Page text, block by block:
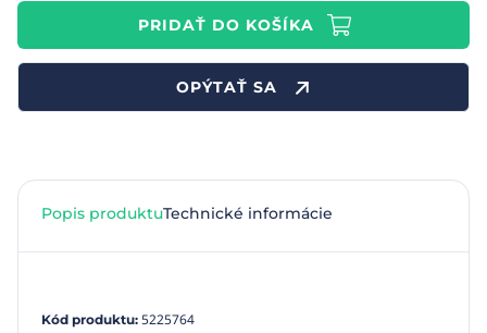
PRIDAŤ DO KOŠÍKA
OPÝTAŤ SA
Popis produktuTechnické informácie
Kód produktu: 5225764